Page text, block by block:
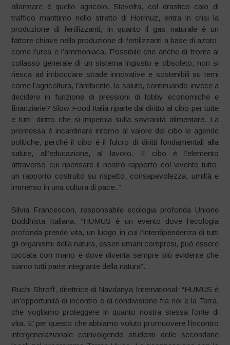
allarmare è quello agricolo. Stavolta, col drastico calo di
traffico marittimo nello stretto di Hormuz, entra in crisi la
produzione di fertilizzanti, in quanto il gas naturale è un
fattore chiave nella produzione di fertilizzanti a base di azoto,
come l’urea e l’ammoniaca. Possibile che anche di fronte al
collasso generale di un sistema ingiusto e obsoleto, non si
riesca ad imboccare strade innovative e sostenibili su temi
come l’agricoltura, l’ambiente, la salute, continuando invece a
decidere in funzione di pressioni di lobby economiche e
finanziarie? Slow Food Italia riparte dal diritto al cibo per tutte
e tutti: diritto che si impernia sulla sovranità alimentare. La
premessa è incardinare intorno al valore del cibo le agende
politiche, perché il cibo è il fulcro di diritti fondamentali alla
salute, all’educazione, al lavoro. Il cibo è l’elemento
attraverso cui ripensare il nostro rapporto col vivente tutto:
un rapporto costruito su rispetto, consapevolezza, umiltà e
immerso in una cultura di pace..”
Silvia Francescon, responsabile ecologia profonda Unione
Buddhista Italiana: “HUMUS è un evento dove l’ecologia
profonda prende vita, un luogo in cui l’interdipendenza di tutti
gli organismi della natura, esseri umani compresi, può essere
toccata con mano e dove diventa sempre più evidente che
siamo tutti parte integrante della natura”.
Ruchi Shroff, direttrice di Navdanya International: “HUMUS è
un’opportunità di incontro e di condivisione fra noi e la Terra,
che vogliamo proteggere in quanto nostra stessa fonte di
vita. E’ per questo che abbiamo voluto promuovere l’incontro
intergenerazionale coinvolgendo studenti delle secondarie